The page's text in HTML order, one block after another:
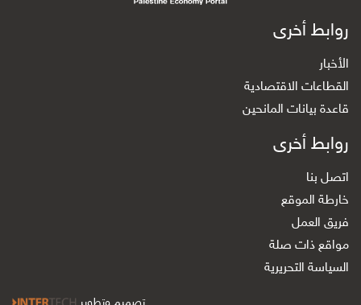
روابط أخرى
الأخبار
القطاعات الاقتصادية
قاعدة بيانات المانحين
روابط أخرى
اتصل بنا
خارطة الموقع
فريق العمل
مواقع ذات صلة
السياسة التحريرية